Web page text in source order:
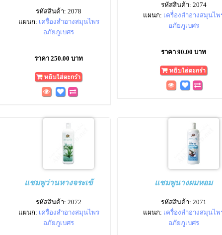
รหัสสินค้า: 2078
แผนก: เครื่องสำอางสมุนไพร
อภัยภูเบศร
ราคา 250.00 บาท
รหัสสินค้า: 2074
แผนก: เครื่องสำอางสมุนไพ
อภัยภูเบศร
ราคา 90.00 บาท
แชมพูว่านหางจระเข้
รหัสสินค้า: 2072
แผนก: เครื่องสำอางสมุนไพร
อภัยภูเบศร
แชมพูนางผมหอม
รหัสสินค้า: 2071
แผนก: เครื่องสำอางสมุนไพ
อภัยภูเบศร